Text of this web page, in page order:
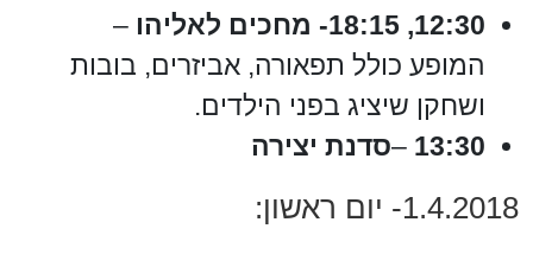
12:30, 18:15- מחכים לאליהו
–
המופע כולל תפאורה, אביזרים, בובות
ושחקן שיציג בפני הילדים.
13:30
–סדנת יצירה
1.4.2018- יום ראשון: